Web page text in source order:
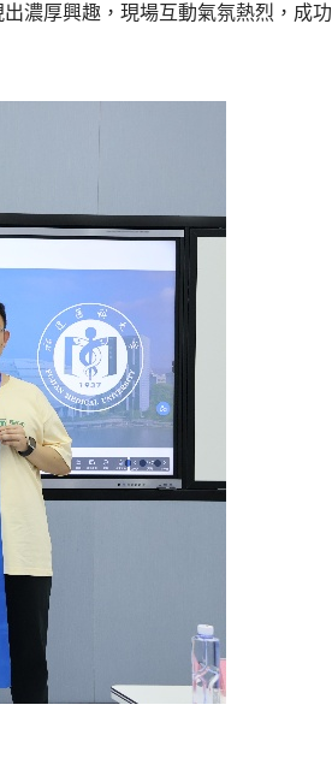
濃厚興趣，現場互動氣氛熱烈，成功